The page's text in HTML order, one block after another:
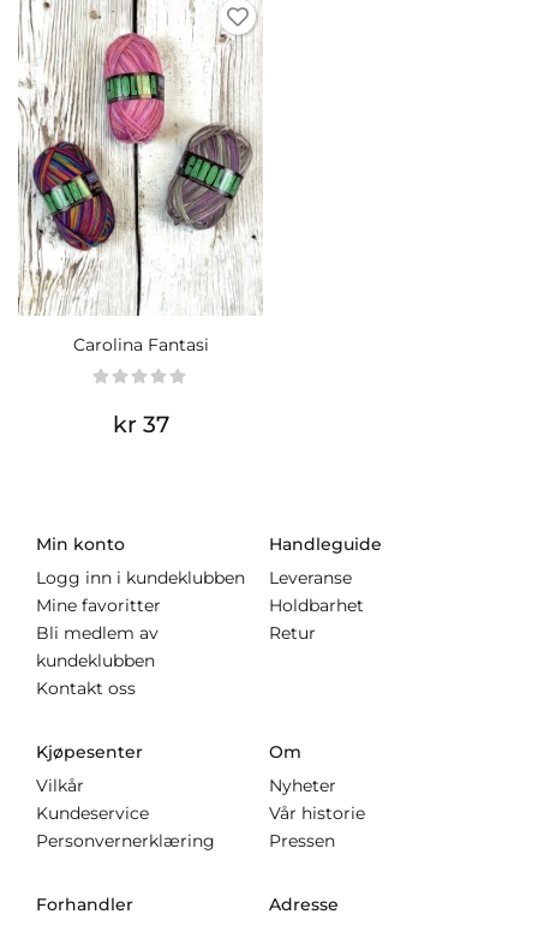
Carolina Fantasi
kr 37
Min konto
Logg inn i kundeklubben
Mine favoritter
Bli medlem av
kundeklubben
Kontakt oss
Handleguide
Leveranse
Holdbarhet
Retur
Kjøpesenter
Vilkår
Kundeservice
Personvernerklæring
Om
Nyheter
Vår historie
Pressen
Forhandler Adresse